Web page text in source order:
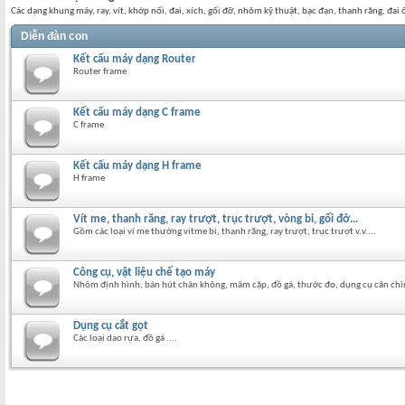
Các dạng khung máy, ray, vít, khớp nối, đai, xích, gối đỡ, nhôm kỹ thuật, bạc đạn, thanh răng, đai
Diễn đàn con
Kết cấu máy dạng Router
Router frame
Kết cấu máy dạng C frame
C frame
Kết cấu máy dạng H frame
H frame
Vít me, thanh răng, ray trượt, trục trượt, vòng bi, gối đở...
Gồm các loại ví me thường vitme bi, thanh răng, ray trượt, trục trượt v.v....
Công cụ, vật liệu chế tạo máy
Nhôm định hình, bàn hút chân không, mâm cặp, đồ gá, thước đo, dụng cụ cân
Dụng cụ cắt gọt
Các loại dao rựa, đồ gá ....